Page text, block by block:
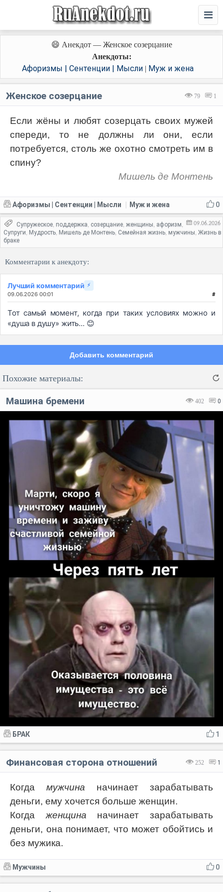
😄 Анекдот — Женское созерцание
Анекдоты:
Афоризмы | Сентенции | Мысли | Муж и жена
79 1
Женское созерцание
Если жёны и любят созерцать своих мужей
спереди, то не должны ли они, если
потребуется, столь же охотно смотреть им в
спину?
Мишель де Монтень
0
Афоризмы | Сентенции | Мысли Муж и жена
09.06.2026
Супружеское, поддержка, созерцание, женщины, афоризм,
Супруги, Мудрость, Мишель де Монтень, Семейная жизнь, мужчины, Жизнь в
браке
Комментарии к анекдоту:
Лучший комментарий ⚡
09.06.2026 00:01 #
Тот самый момент, когда при таких условиях можно и
«душа в душу» жить... 😊
Добавить комментарий
Код: Отмена Отправить
Похожие материалы:
402 0
Машина бремени
1
БРАК
252 1
Финансовая сторона отношений
Когда мужчина начинает зарабатывать
деньги, ему хочется больше женщин.
Когдаженщина начинает зарабатывать
деньги, она понимает, что может обойтись и
без мужика.
0
Мужчины